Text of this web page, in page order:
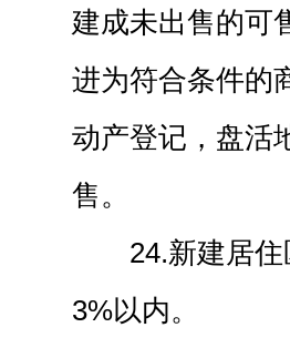
建成未出售的可
进为符合条件的
动产登记，盘活
售。
24.新建居
3%以内。